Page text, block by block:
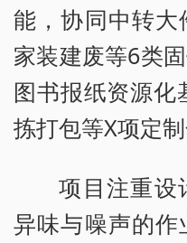
能，协同中转大
家装建废等6类
图书报纸资源化
拣打包等X项定制
项目注重设
异味与噪声的作